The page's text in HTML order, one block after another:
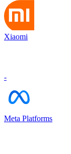
Xiaomi
-
Meta Platforms